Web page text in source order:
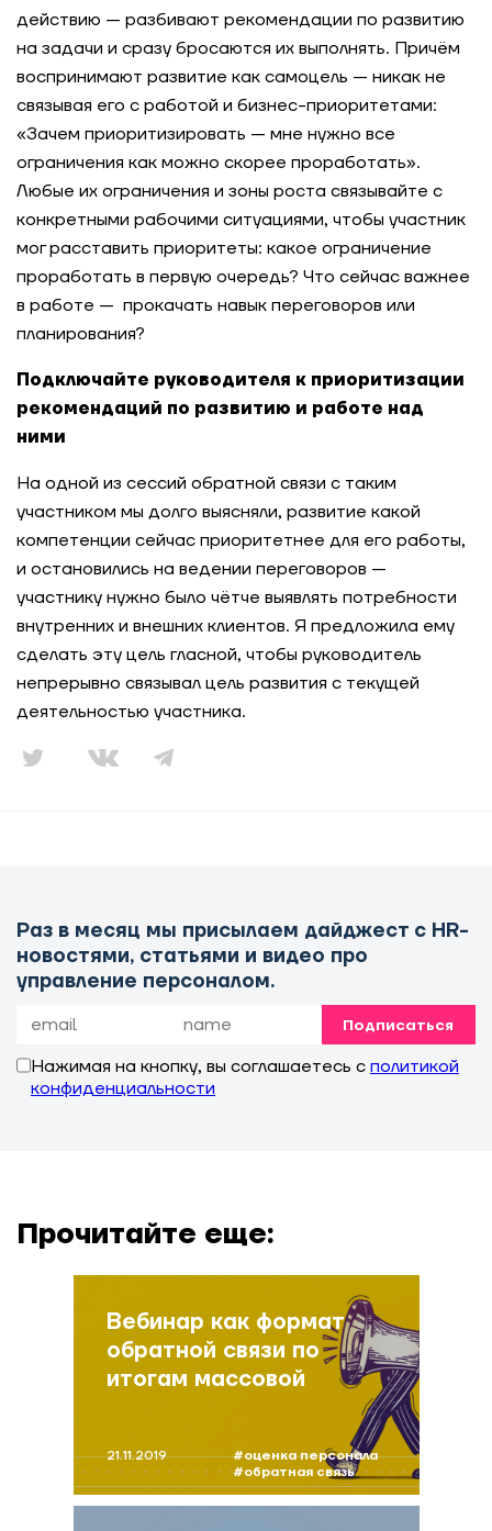
действию — разбивают рекомендации по развитию
на задачи и сразу бросаются их выполнять. Причём
воспринимают развитие как самоцель — никак не
связывая его с работой и бизнес-приоритетами:
«Зачем приоритизировать — мне нужно все
ограничения как можно скорее проработать».
Любые их ограничения и зоны роста связывайте с
конкретными рабочими ситуациями, чтобы участник
мог расставить приоритеты: какое ограничение
проработать в первую очередь? Что сейчас важнее
в работе — прокачать навык переговоров или
планирования?
Подключайте руководителя к приоритизации
рекомендаций по развитию и работе над
ними
На одной из сессий обратной связи с таким
участником мы долго выясняли, развитие какой
компетенции сейчас приоритетнее для его работы,
и остановились на ведении переговоров —
участнику нужно было чётче выявлять потребности
внутренних и внешних клиентов. Я предложила ему
сделать эту цель гласной, чтобы руководитель
непрерывно связывал цель развития с текущей
деятельностью участника.
Раз в месяц мы присылаем дайджест с HR-
новостями, статьями и видео про
управление персоналом.
Подписаться
Нажимая на кнопку, вы соглашаетесь с политикой
конфиденциальности
Прочитайте еще:
Вебинар как формат
обратной связи по
итогам массовой
21.11.2019
#оценка персонала
#обратная связь
#сумина